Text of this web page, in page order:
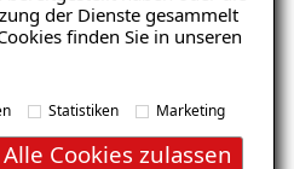
der Dienste gesammelt
finden Sie in unseren
Statistiken Marketing
Alle Cookies zulassen
REFERENZEN